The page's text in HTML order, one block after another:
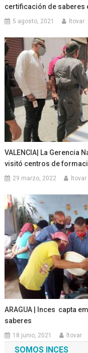
certificación de saberes
5 agosto, 2021 ltovar
VALENCIA| La Gerencia
visitó centros de
29 marzo, 2022 ltovar
ARAGUA | Inces capta
saberes
18 junio, 2021 ltovar
SOMOS INCES